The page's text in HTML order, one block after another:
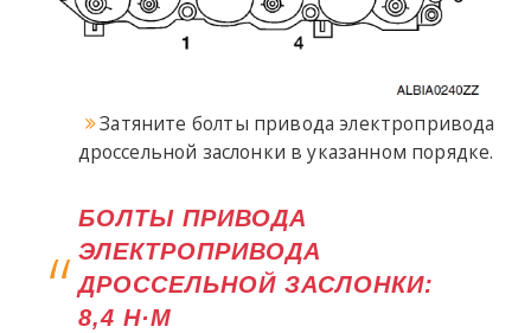
Затяните болты привода электропривода
дроссельной заслонки в указанном порядке.
БОЛТЫ ПРИВОДА
ЭЛЕКТРОПРИВОДА
ДРОССЕЛЬНОЙ ЗАСЛОНКИ:
8,4 Н·М